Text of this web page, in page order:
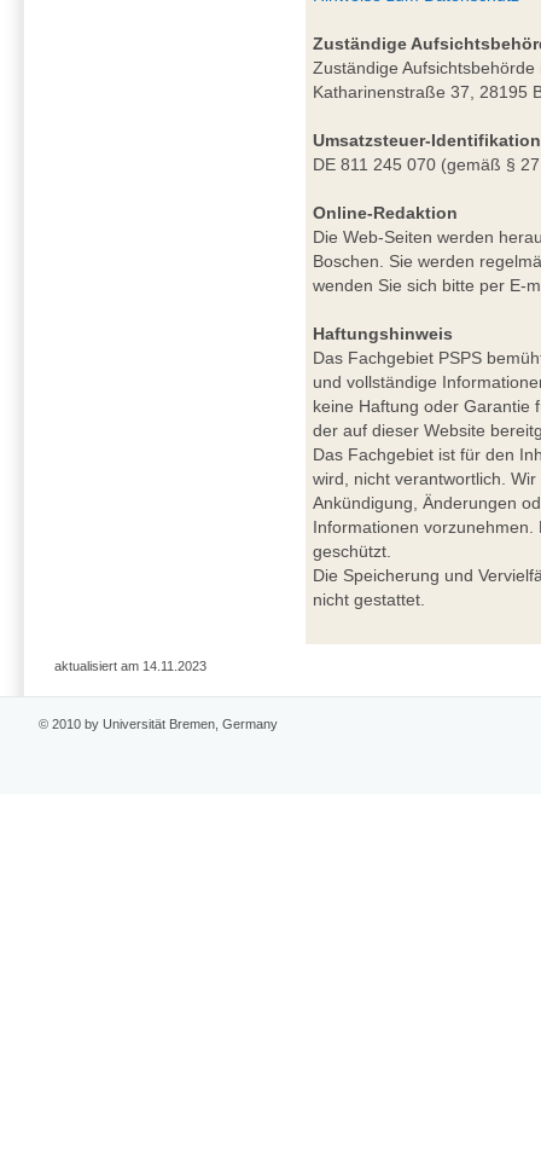
Zuständige
Zuständige
Katharinenstraße 37, 28195
Umsatzsteuer-
DE 811 245 070 (gemäß §
Online-Redaktion
Die Web-Seiten werden
Boschen. Sie werden
wenden Sie sich bitte per E-
Haftungshinweis
Das Fachgebiet PSPS
und vollständige
keine Haftung oder Garantie
der auf dieser Website
Das Fachgebiet ist für den
wird, nicht verantwortlich.
Ankündigung, Änderungen
Informationen
geschützt.
Die Speicherung und
nicht gestattet.
aktualisiert am 14.11.2023
© 2010 by Universität Bremen, Germany